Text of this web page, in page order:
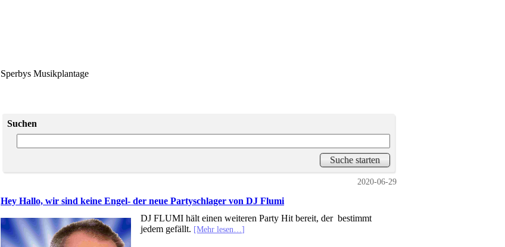
Sperbys Musikplantage
Suchen
2020-06-29
Hey Hallo, wir sind keine Engel- der neue Partyschlager von DJ Flumi
DJ FLUMI hält einen weiteren Party Hit bereit, der bestimmt
jedem gefällt. [Mehr lesen…]